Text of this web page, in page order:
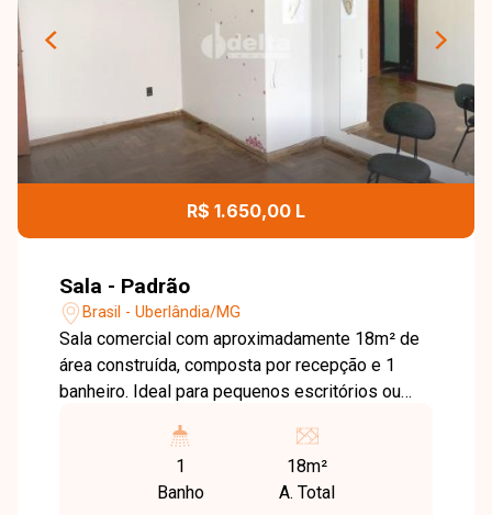
R$ 1.650,00 L
Sala - Padrão
Brasil - Uberlândia/MG
Sala comercial com aproximadamente 18m² de
área construída, composta por recepção e 1
banheiro. Ideal para pequenos escritórios ou
1
Banho
18m²
A. Total